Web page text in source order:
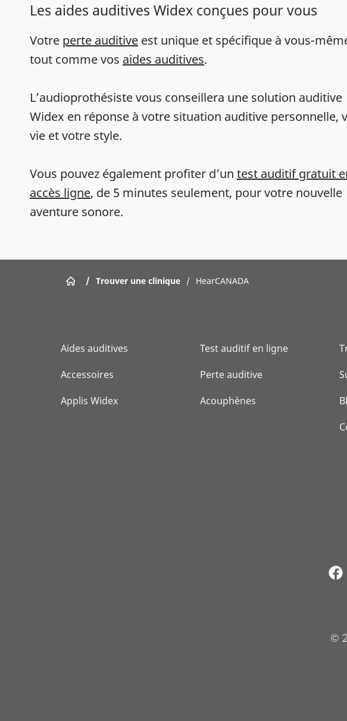
Les aides auditives Widex conçues pour vous
Votre perte auditive est unique et spécifique à vous-
tout comme vos aides auditives.
L’audioprothésiste vous conseillera une solution auditive
Widex en réponse à votre situation auditive personnelle,
vie et votre style.
Vous pouvez également profiter d’un test auditif gratuit
accès ligne, de 5 minutes seulement, pour votre nouvelle
aventure sonore.
/ Trouver une clinique / HearCANADA
Aides auditives
Accessoires
Applis Widex
Test auditif en ligne
Perte auditive
Acouphènes
©